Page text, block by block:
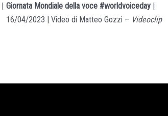
| Giornata Mondiale della voce #worldvoiceday |
16/04/2023 | Video di Matteo Gozzi – Videoclip